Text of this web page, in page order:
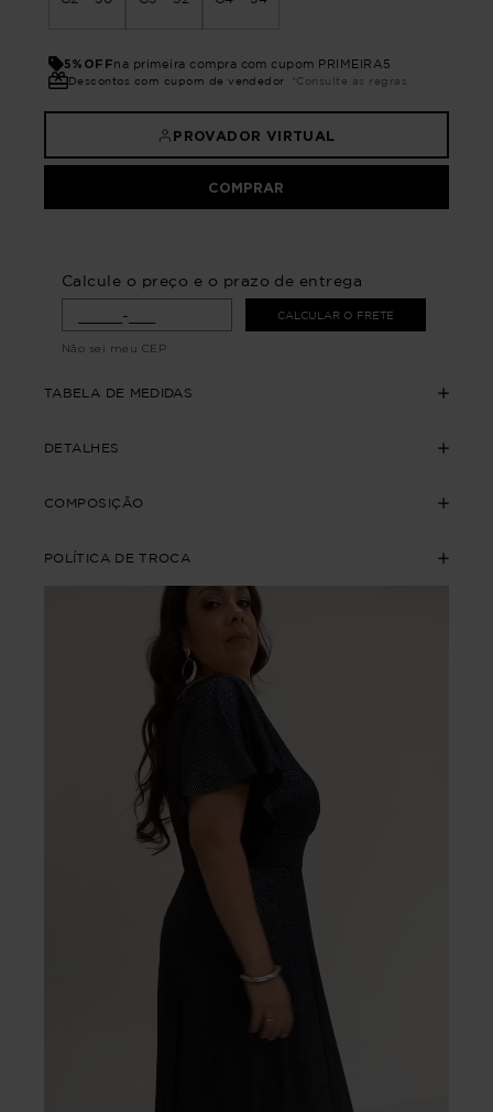
5%OFFna primeira compra com cupom PRIMEIRA5
Descontos com cupom de vendedor *Consulte as regras
PROVADOR VIRTUAL
COMPRAR
Calcule o preço e o prazo de entrega
CALCULAR O FRETE
Não sei meu CEP
TABELA DE MEDIDAS
DETALHES
COMPOSIÇÃO
POLÍTICA DE TROCA